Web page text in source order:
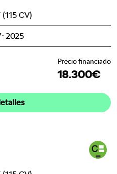
CV)
2025
Precio financiado
18.300€